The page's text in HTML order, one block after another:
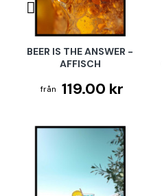
BEER IS THE ANSWER -
AFFISCH
119.00 kr